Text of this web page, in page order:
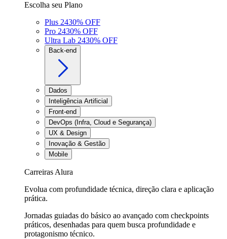
Escolha seu Plano
Plus 2430% OFF
Pro 2430% OFF
Ultra Lab 2430% OFF
Back-end
Dados
Inteligência Artificial
Front-end
DevOps (Infra, Cloud e Segurança)
UX & Design
Inovação & Gestão
Mobile
Carreiras Alura
Evolua com profundidade técnica, direção clara e aplicação
prática.
Jornadas guiadas do básico ao avançado com checkpoints
práticos, desenhadas para quem busca profundidade e
protagonismo técnico.